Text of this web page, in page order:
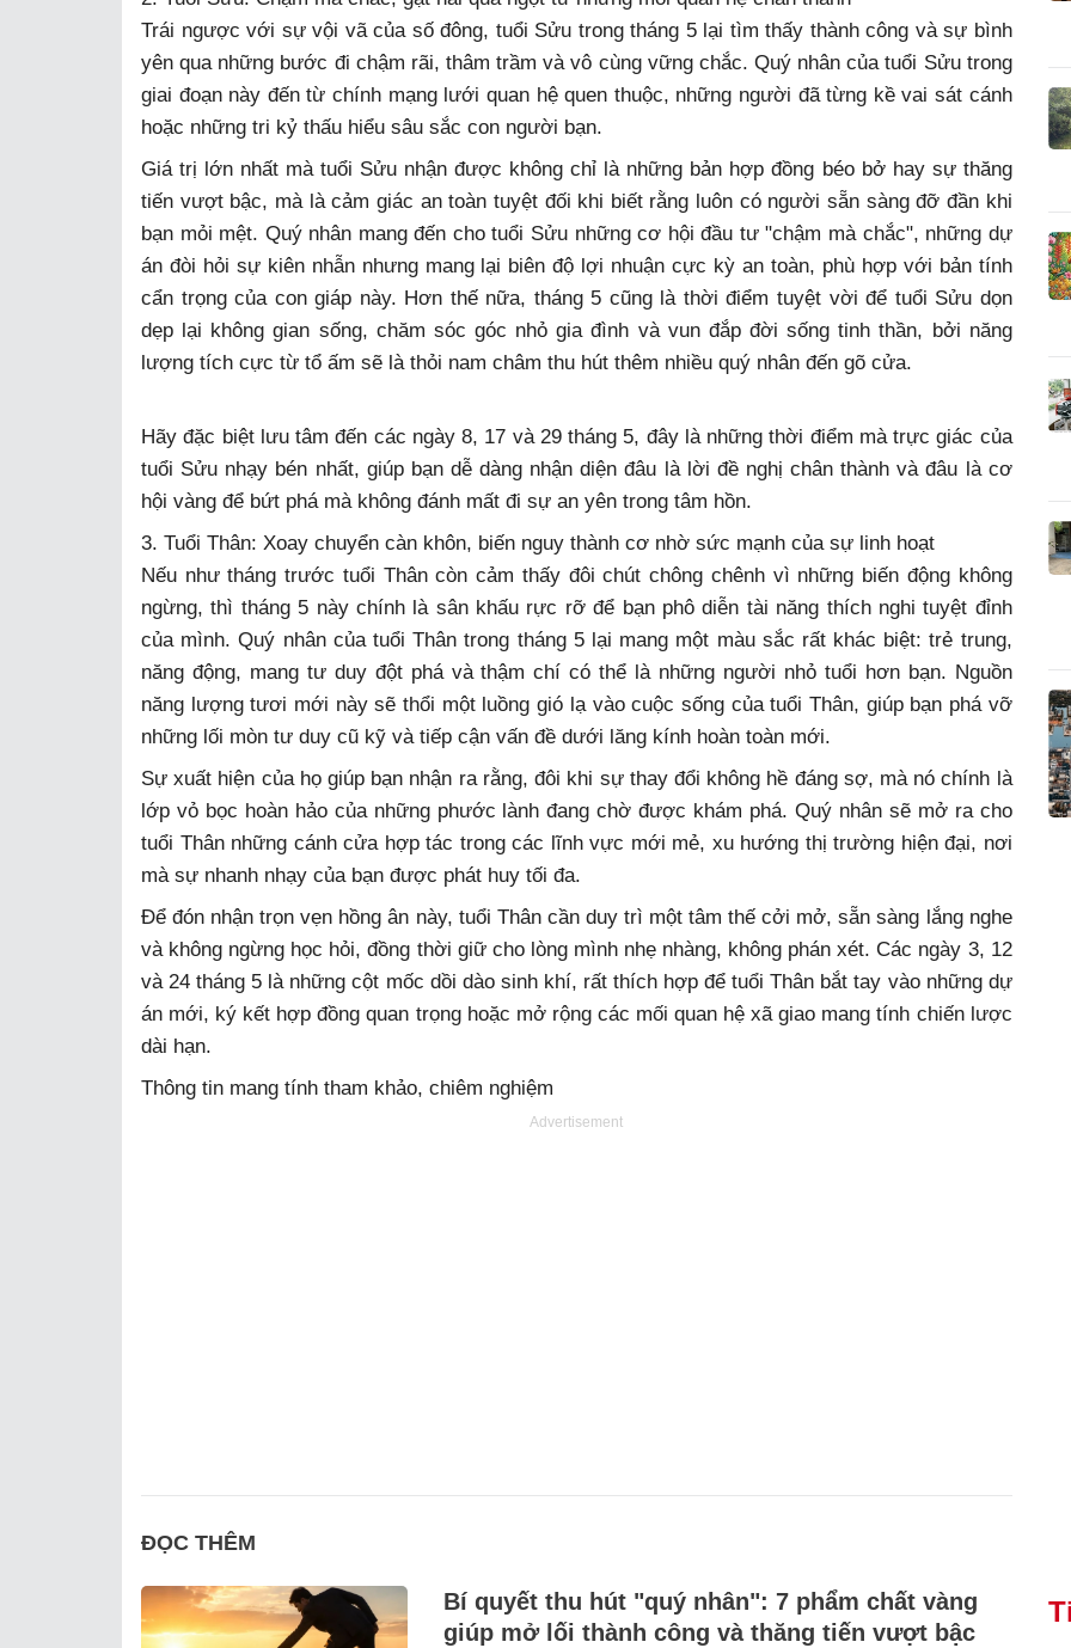
Trái ngược với sự vội vã của số đông, tuổi Sửu trong tháng 5 lại tìm thấy thành công và sự bình
yên qua những bước đi chậm rãi, thâm trầm và vô cùng vững chắc. Quý nhân của tuổi Sửu trong
giai đoạn này đến từ chính mạng lưới quan hệ quen thuộc, những người đã từng kề vai sát cánh
hoặc những tri kỷ thấu hiểu sâu sắc con người bạn.
Giá trị lớn nhất mà tuổi Sửu nhận được không chỉ là những bản hợp đồng béo bở hay sự thăng
tiến vượt bậc, mà là cảm giác an toàn tuyệt đối khi biết rằng luôn có người sẵn sàng đỡ đần khi
bạn mỏi mệt. Quý nhân mang đến cho tuổi Sửu những cơ hội đầu tư "chậm mà chắc", những dự
án đòi hỏi sự kiên nhẫn nhưng mang lại biên độ lợi nhuận cực kỳ an toàn, phù hợp với bản tính
cẩn trọng của con giáp này. Hơn thế nữa, tháng 5 cũng là thời điểm tuyệt vời để tuổi Sửu dọn
dẹp lại không gian sống, chăm sóc góc nhỏ gia đình và vun đắp đời sống tinh thần, bởi năng
lượng tích cực từ tổ ấm sẽ là thỏi nam châm thu hút thêm nhiều quý nhân đến gõ cửa.
Hãy đặc biệt lưu tâm đến các ngày 8, 17 và 29 tháng 5, đây là những thời điểm mà trực giác của
tuổi Sửu nhạy bén nhất, giúp bạn dễ dàng nhận diện đâu là lời đề nghị chân thành và đâu là cơ
hội vàng để bứt phá mà không đánh mất đi sự an yên trong tâm hồn.
3. Tuổi Thân: Xoay chuyển càn khôn, biến nguy thành cơ nhờ sức mạnh của sự linh hoạt
Nếu như tháng trước tuổi Thân còn cảm thấy đôi chút chông chênh vì những biến động không
ngừng, thì tháng 5 này chính là sân khấu rực rỡ để bạn phô diễn tài năng thích nghi tuyệt đỉnh
của mình. Quý nhân của tuổi Thân trong tháng 5 lại mang một màu sắc rất khác biệt: trẻ trung,
năng động, mang tư duy đột phá và thậm chí có thể là những người nhỏ tuổi hơn bạn. Nguồn
năng lượng tươi mới này sẽ thổi một luồng gió lạ vào cuộc sống của tuổi Thân, giúp bạn phá vỡ
những lối mòn tư duy cũ kỹ và tiếp cận vấn đề dưới lăng kính hoàn toàn mới.
Sự xuất hiện của họ giúp bạn nhận ra rằng, đôi khi sự thay đổi không hề đáng sợ, mà nó chính là
lớp vỏ bọc hoàn hảo của những phước lành đang chờ được khám phá. Quý nhân sẽ mở ra cho
tuổi Thân những cánh cửa hợp tác trong các lĩnh vực mới mẻ, xu hướng thị trường hiện đại, nơi
mà sự nhanh nhạy của bạn được phát huy tối đa.
Để đón nhận trọn vẹn hồng ân này, tuổi Thân cần duy trì một tâm thế cởi mở, sẵn sàng lắng nghe
và không ngừng học hỏi, đồng thời giữ cho lòng mình nhẹ nhàng, không phán xét. Các ngày 3, 12
và 24 tháng 5 là những cột mốc dồi dào sinh khí, rất thích hợp để tuổi Thân bắt tay vào những dự
án mới, ký kết hợp đồng quan trọng hoặc mở rộng các mối quan hệ xã giao mang tính chiến lược
dài hạn.
Thông tin mang tính tham khảo, chiêm nghiệm
Advertisement
ĐỌC THÊM
Bí quyết thu hút "quý nhân": 7 phẩm chất vàng
giúp mở lối thành công và thăng tiến vượt bậc